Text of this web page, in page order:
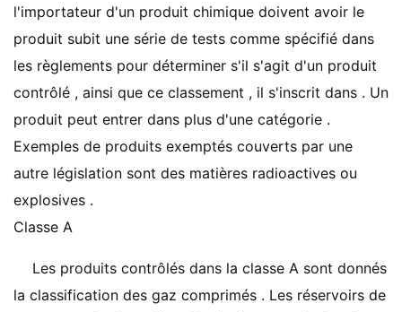
l'importateur d'un produit chimique doivent avoir le
produit subit une série de tests comme spécifié dans
les règlements pour déterminer s'il s'agit d'un produit
contrôlé , ainsi que ce classement , il s'inscrit dans . Un
produit peut entrer dans plus d'une catégorie .
Exemples de produits exemptés couverts par une
autre législation sont des matières radioactives ou
explosives .
Classe A
Les produits contrôlés dans la classe A sont donnés
la classification des gaz comprimés . Les réservoirs de